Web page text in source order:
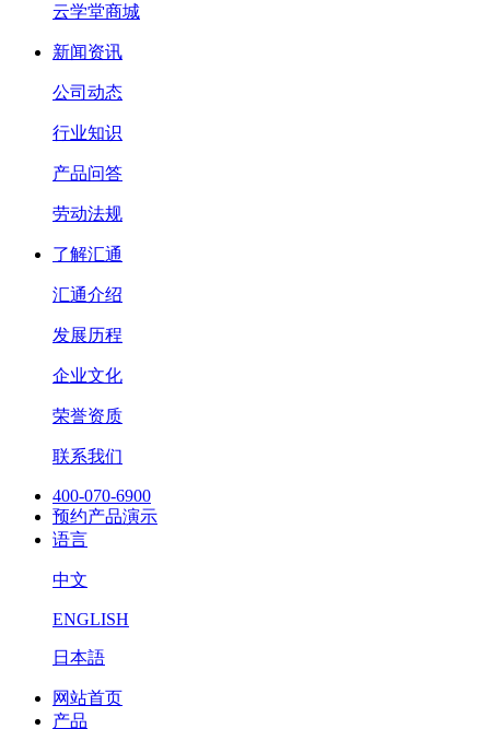
云学堂商城
新闻资讯
公司动态
行业知识
产品问答
劳动法规
了解汇通
汇通介绍
发展历程
企业文化
荣誉资质
联系我们
400-070-6900
预约产品演示
语言
中文
ENGLISH
日本語
网站首页
产品